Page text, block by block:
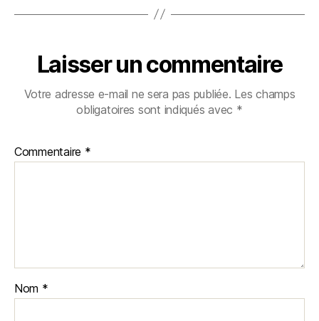
Laisser un commentaire
Votre adresse e-mail ne sera pas publiée. Les champs
obligatoires sont indiqués avec *
Commentaire *
Nom *